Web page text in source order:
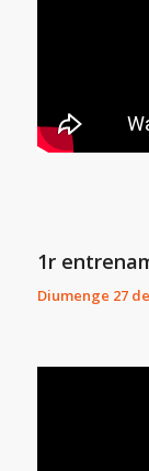
1r
Diumenge 27